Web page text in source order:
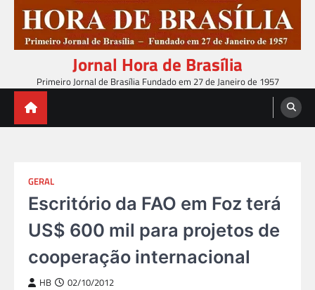
content
Jornal Hora de Brasília
Primeiro Jornal de Brasília Fundado em 27 de Janeiro de 1957
GERAL
Escritório da FAO em Foz terá
US$ 600 mil para projetos de
cooperação internacional
HB 02/10/2012